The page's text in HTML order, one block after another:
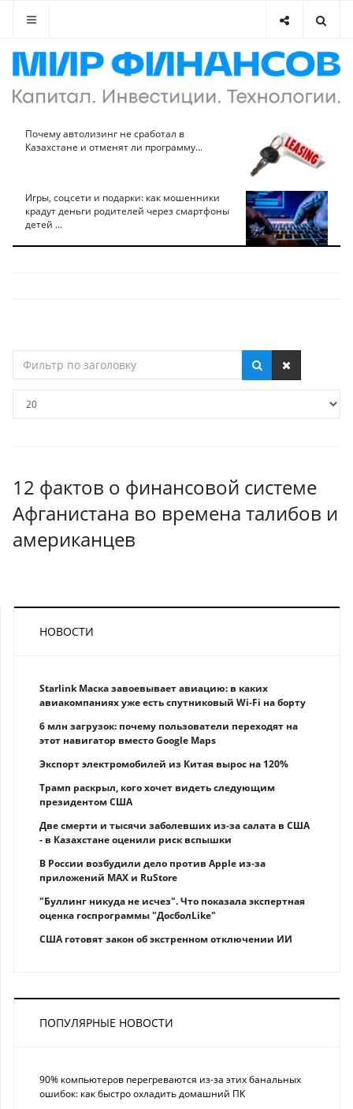
Почему автолизинг не сработал в
Казахстане и отменят ли программу...
Игры, соцсети и подарки: как мошенники
крадут деньги родителей через смартфоны
детей ...
по
12 фактов о финансовой системе
Афганистана во времена талибов и
американцев
НОВОСТИ
Starlink Маска завоевывает авиацию: в каких
авиакомпаниях уже есть спутниковый Wi-Fi на борту
6 млн загрузок: почему пользователи переходят на
этот навигатор вместо Google Maps
Экспорт электромобилей из Китая вырос на 120%
Трамп раскрыл, кого хочет видеть следующим
президентом США
Две смерти и тысячи заболевших из-за салата в США
- в Казахстане оценили риск вспышки
В России возбудили дело против Apple из-за
приложений MAX и RuStore
"Буллинг никуда не исчез". Что показала экспертная
оценка госпрограммы "ДосболLike"
США готовят закон об экстренном отключении ИИ
ПОПУЛЯРНЫЕ НОВОСТИ
90% компьютеров перегреваются из-за этих банальных
ошибок: как быстро охладить домашний ПК